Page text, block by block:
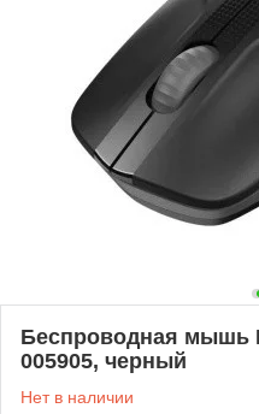
Беспроводная мышь
005905, черный
Нет в наличии